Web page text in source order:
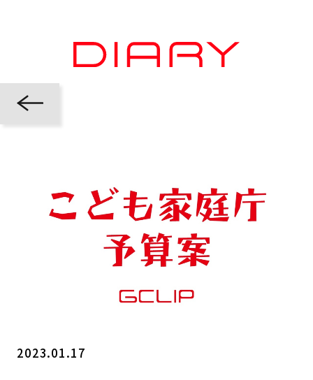
2023.01.17